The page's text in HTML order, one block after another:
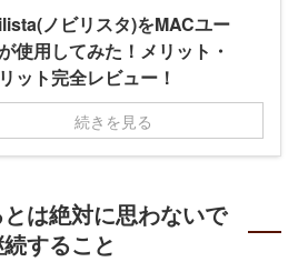
ノビリスタ)をMACユー
使用してみた！メリット・
ット完全レビュー！
続きを見る
は絶対に思わないで
すること